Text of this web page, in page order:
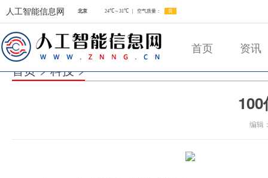
人工智能信息网
首页 资讯
首页>科技>
编辑